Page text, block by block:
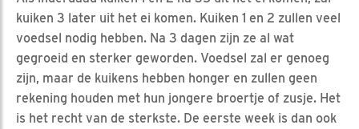
kuiken 3 later uit het ei komen. Kuiken 1 en 2 zullen veel
voedsel nodig hebben. Na 3 dagen zijn ze al wat
gegroeid en sterker geworden. Voedsel zal er genoeg
zijn, maar de kuikens hebben honger en zullen geen
rekening houden met hun jongere broertje of zusje. Het
is het recht van de sterkste. De eerste week is dan ook